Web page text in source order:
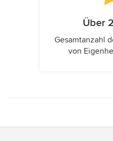
Über
Gesamtanzahl
von